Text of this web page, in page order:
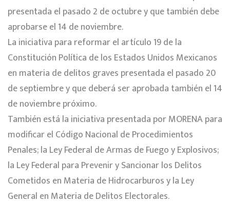
presentada el pasado 2 de octubre y que también debe
aprobarse el 14 de noviembre.
La iniciativa para reformar el artículo 19 de la
Constitución Política de los Estados Unidos Mexicanos
en materia de delitos graves presentada el pasado 20
de septiembre y que deberá ser aprobada también el 14
de noviembre próximo.
También está la iniciativa presentada por MORENA para
modificar el Código Nacional de Procedimientos
Penales; la Ley Federal de Armas de Fuego y Explosivos;
la Ley Federal para Prevenir y Sancionar los Delitos
Cometidos en Materia de Hidrocarburos y la Ley
General en Materia de Delitos Electorales.